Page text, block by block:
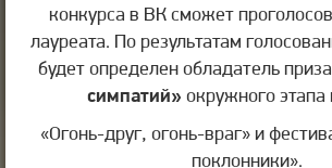
конкурса в ВК сможет
лауреата. По результатам
будет определен обладатель приза
симпатий» окружного этапа
«Огонь-друг, огонь-враг» и
поклонники».